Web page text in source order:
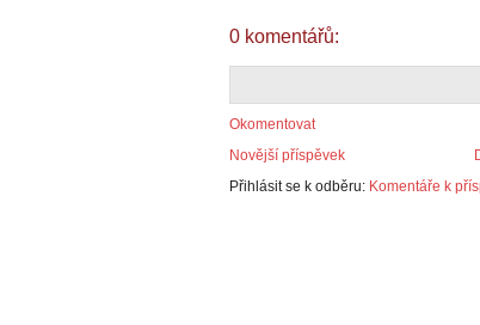
0 komentářů:
Okomentovat
Novější příspěvek
Přihlásit se k odběru: Komentáře k